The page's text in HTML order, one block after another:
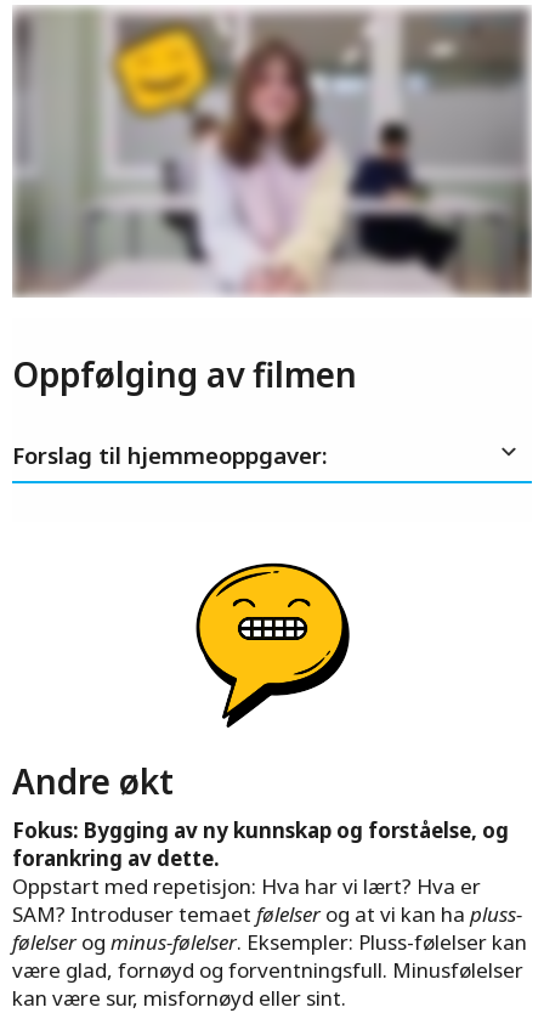
Oppfølging av filmen
Forslag til hjemmeoppgaver:
Andre økt
Fokus: Bygging av ny kunnskap og forståelse, og
forankring av dette.
Oppstart med repetisjon: Hva har vi lært? Hva er
SAM? Introduser temaet følelserog at vi kan ha pluss-
følelserog minus-følelser. Eksempler: Pluss-følelser kan
være glad, fornøyd og forventningsfull. Minusfølelser
kan være sur, misfornøyd eller sint.